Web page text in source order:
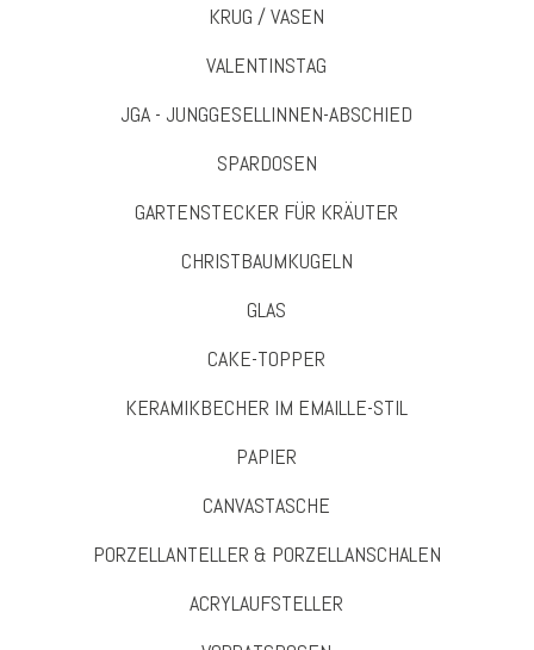
KRUG / VASEN
VALENTINSTAG
JGA - JUNGGESELLINNEN-ABSCHIED
SPARDOSEN
GARTENSTECKER FÜR KRÄUTER
CHRISTBAUMKUGELN
GLAS
CAKE-TOPPER
KERAMIKBECHER IM EMAILLE-STIL
PAPIER
CANVASTASCHE
PORZELLANTELLER & PORZELLANSCHALEN
ACRYLAUFSTELLER